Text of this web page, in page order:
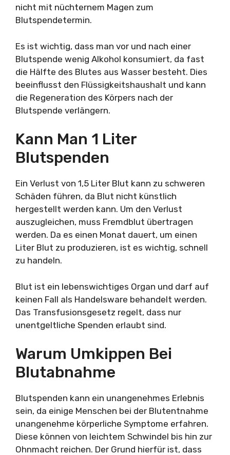
nicht mit nüchternem Magen zum
Blutspendetermin.
Es ist wichtig, dass man vor und nach einer
Blutspende wenig Alkohol konsumiert, da fast
die Hälfte des Blutes aus Wasser besteht. Dies
beeinflusst den Flüssigkeitshaushalt und kann
die Regeneration des Körpers nach der
Blutspende verlängern.
Kann Man 1 Liter
Blutspenden
Ein Verlust von 1,5 Liter Blut kann zu schweren
Schäden führen, da Blut nicht künstlich
hergestellt werden kann. Um den Verlust
auszugleichen, muss Fremdblut übertragen
werden. Da es einen Monat dauert, um einen
Liter Blut zu produzieren, ist es wichtig, schnell
zu handeln.
Blut ist ein lebenswichtiges Organ und darf auf
keinen Fall als Handelsware behandelt werden.
Das Transfusionsgesetz regelt, dass nur
unentgeltliche Spenden erlaubt sind.
Warum Umkippen Bei
Blutabnahme
Blutspenden kann ein unangenehmes Erlebnis
sein, da einige Menschen bei der Blutentnahme
unangenehme körperliche Symptome erfahren.
Diese können von leichtem Schwindel bis hin zur
Ohnmacht reichen. Der Grund hierfür ist, dass